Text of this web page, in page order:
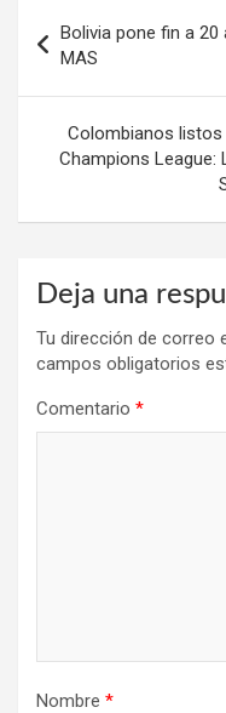
de
entradas
Bolivia pone fin a 20
MAS
Colombianos listos
Champions League:
Deja una
Tu dirección de correo
campos obligatorios
Comentario *
Nombre *